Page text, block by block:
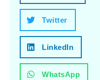
Twitter
LinkedIn
WhatsApp